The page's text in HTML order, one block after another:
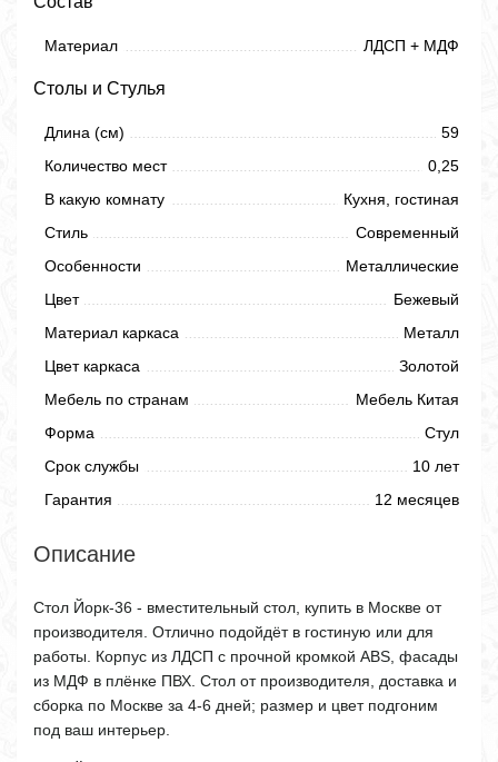
Материал ЛДСП + МДФ
Столы и Стулья
Длина (см)
59
Количество мест
0,25
В какую комнату
Кухня, гостиная
Стиль
Современный
Особенности
Металлические
Цвет
Бежевый
Материал каркаса
Металл
Цвет каркаса
Золотой
Мебель по странам
Мебель Китая
Форма
Стул
Срок службы
10 лет
Гарантия
12 месяцев
Описание
Стол Йорк-36 - вместительный стол, купить в Москве от
производителя. Отлично подойдёт в гостиную или для
работы. Корпус из ЛДСП с прочной кромкой ABS, фасады
из МДФ в плёнке ПВХ. Стол от производителя, доставка и
сборка по Москве за 4-6 дней; размер и цвет подгоним
под ваш интерьер.